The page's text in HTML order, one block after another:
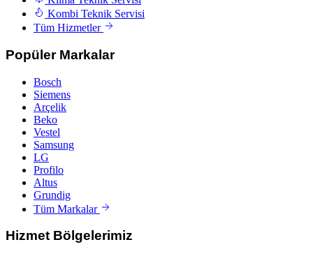
Kombi Teknik Servisi
Tüm Hizmetler
Popüler Markalar
Bosch
Siemens
Arçelik
Beko
Vestel
Samsung
LG
Profilo
Altus
Grundig
Tüm Markalar
Hizmet Bölgelerimiz